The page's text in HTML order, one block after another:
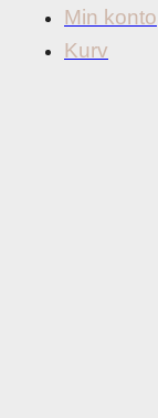
Min konto
Kurv